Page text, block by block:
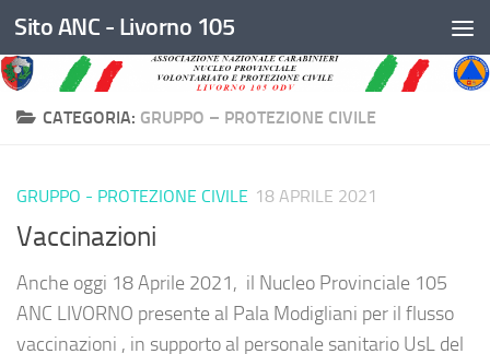
Salta al contenuto
Sito ANC - Livorno 105
CATEGORIA: GRUPPO – PROTEZIONE CIVILE
GRUPPO - PROTEZIONE CIVILE 18 APRILE 2021
Vaccinazioni
Anche oggi 18 Aprile 2021, il Nucleo Provinciale 105
ANC LIVORNO presente al Pala Modigliani per il flusso
vaccinazioni , in supporto al personale sanitario UsL del